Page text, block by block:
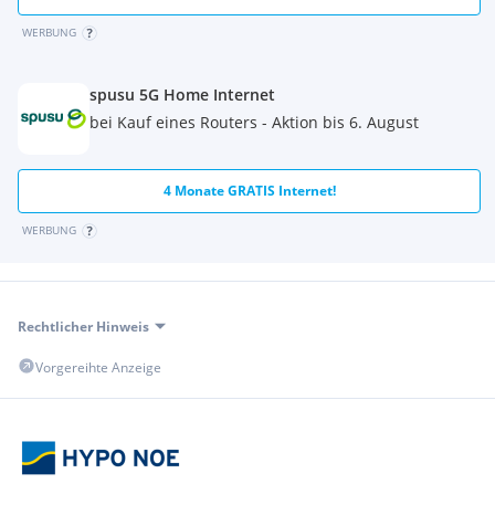
WERBUNG
spusu 5G Home Internet
bei Kauf eines Routers - Aktion bis 6. August
4 Monate GRATIS Internet!
WERBUNG
Rechtlicher Hinweis
Vorgereihte Anzeige